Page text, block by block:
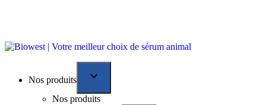
Nos produits
Nos produits